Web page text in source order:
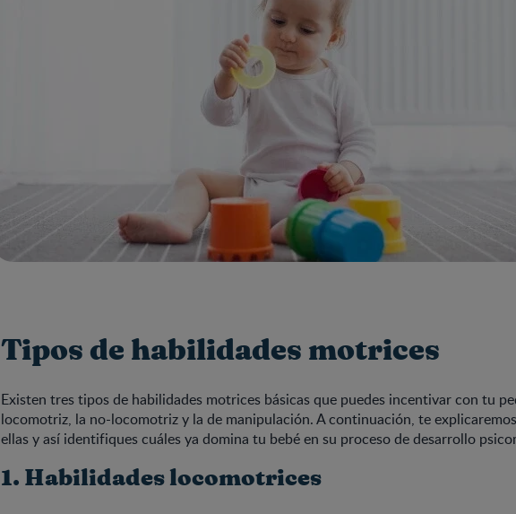
Tipos de habilidades motrices
Existen tres tipos de habilidades motrices básicas que puedes incentivar con tu
locomotriz, la no-locomotriz y la de manipulación. A continuación, te
ellas y así identifiques cuáles ya domina tu bebé en su proceso de desarrollo
1. Habilidades locomotrices